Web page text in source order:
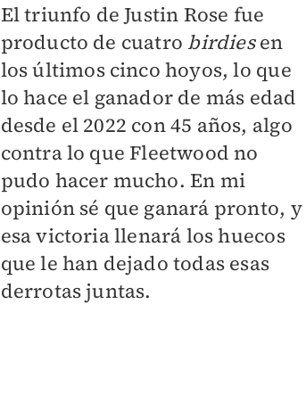
El triunfo de Justin Rose fue
producto de cuatro birdiesen
los últimos cinco hoyos, lo que
lo hace el ganador de más edad
desde el 2022 con 45 años, algo
contra lo que Fleetwood no
pudo hacer mucho. En mi
opinión sé que ganará pronto, y
esa victoria llenará los huecos
que le han dejado todas esas
derrotas juntas.